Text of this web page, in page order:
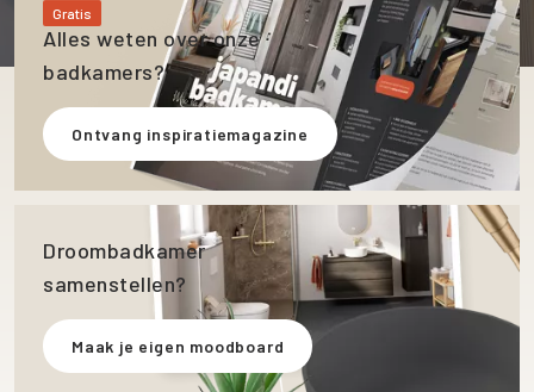
Gratis
Alles weten over onze
badkamers?
Ontvang inspiratiemagazine
Droombadkamer
samenstellen?
Maak je eigen moodboard